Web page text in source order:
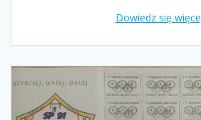
Dowiedz się